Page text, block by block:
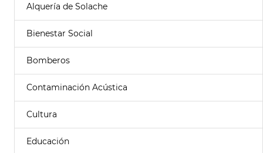
Alquería de Solache
Bienestar Social
Bomberos
Contaminación Acústica
Cultura
Educación